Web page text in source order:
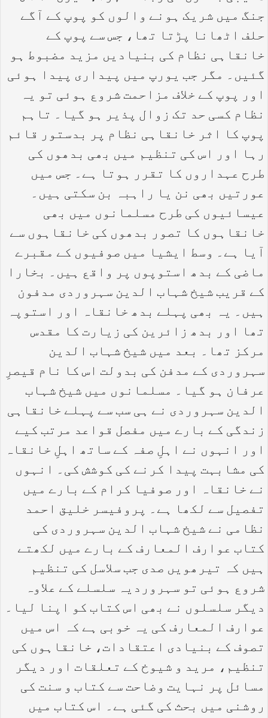
جنگ میں شریک ہونے والوں کو پوپ کے آگے
حلف اٹھانا پڑتا تھا، جس سے پوپ کے
خانقاہی نظام کی بنیادیں مزید مضبوط ہو
گئیں۔ مگر جب یورپ میں پیداری پیدا ہوئی
اور پوپ کے خلاف مزاحمت شروع ہوئی تو یہ
نظام کسی حد تک زوال پذیر ہو گیا۔ تاہم
پوپ کا اثر خانقاہی نظام پر بدستور قائم
رہا اور اس کی تنظیم میں بھی بدھوں کی
طرح عہداروں کا تقرر ہوتا ہے۔ جس میں
عورتیں بھی نن یا راہبہ بن سکتی ہیں۔
عیسائیوں کی طرح مسلمانوں میں بھی
خانقاہوں کا تصور بدھوں کی خانقاہوں سے
آیا ہے۔ وسط ایشیا میں صوفیوں کے مقبرے
ماضی کے بدھ استوپوں پر واقع ہیں۔ بخارا
کے قریب شیخ شہاب الدین سہروردی مدفون
ہیں۔ یہ بھی پہلے بدھ خانقاہ اور استوپہ
تھا اور بدھ زائرین کی زیارت کا مقدس
مرکز تھا۔ بعد میں شیخ شہاب الدین
سہروردی کے مدفن کی بدولت اس کا نام قیصرِ
عرفان ہو گیا۔ مسلمانوں میں شیخ شہاب
الدین سہروردی نے ہی سب سے پہلے خانقاہی
زندگی کے بارے میں مفصل قواعد مرتب کیے
اور انہوں نے اہلِ صفہ کے ساتھ اہلِ خانقاہ
کی مشابہت پیدا کرنے کی کوشش کی۔ انہوں
نے خانقاہ اور صوفیا کرام کے بارے میں
تفصیل سے لکھا ہے۔ پروفیسر خلیق احمد
نظامی نے شیخ شہاب الدین سہروردی کی
کتاب عوارف المعارف کے بارے میں لکھتے
ہیں کہ تیرھویں صدی جب سلاسل کی تنظیم
شروع ہوئی تو سہروردیہ سلسلے کے علاوہ
دیگر سلسلوں نے بھی اس کتاب کو اپنا لیا۔
عوارف المعارف کی یہ خوبی ہے کہ اس میں
تصوف کے بنیادی اعتقادات، خانقاہوں کی
تنظیم، مرید و شیوخ کے تعلقات اور دیگر
مسائل پر نہایت وضاحت سے کتاب و سنت کی
روشنی میں بحث کی گئی ہے۔ اس کتاب میں